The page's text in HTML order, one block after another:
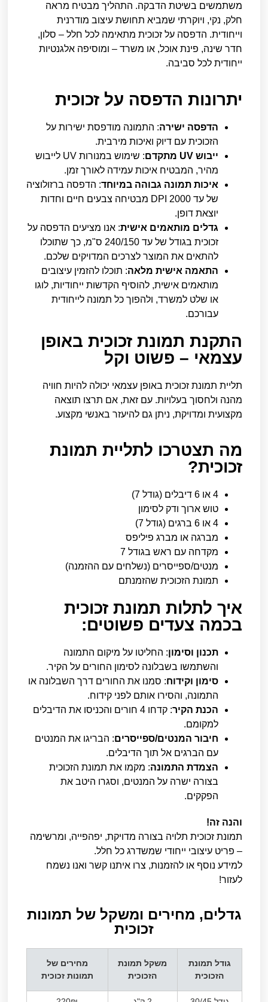
משתמשים בשיטת הדבקה. התהליך מבטיח מראה
חלק, נקי, ויוקרתי שמביא תחושת עיצוב מודרנית
וייחודית. הדפסה על זכוכית מתאימה לכל חלל – סלון,
חדר שינה, פינת אוכל, או משרד – ומוסיפה אלגנטיות
ייחודית לכל סביבה.
יתרונות הדפסה על זכוכית
הדפסה ישירה: התמונה מודפסת ישירות על
הזכוכית עם דיוק ואיכות מירבית.
ייבוש UV מתקדם
: שימוש במנורות UV לייבוש
מהיר, המבטיח איכות עמידה לאורך זמן.
איכות תמונה גבוהה במיוחד: הדפסה ברזולוציה
של עד 2000 DPI מבטיחה צבעים חיים וחדות
יוצאת דופן.
גדלים מותאמים אישית: אנו מציעים הדפסה על
זכוכית בגודל של עד 240/150 ס"מ, כך שתוכלו
להתאים את המוצר לצרכים המדויקים שלכם.
התאמה אישית מלאה: תוכלו להזמין עיצובים
מותאמים אישית, להוסיף הקדשות ייחודיות, לוגו
או שלט למשרד, ולהפוך כל תמונה לייחודית
עבורכם.
התקנת תמונת זכוכית באופן
עצמאי – פשוט וקל
תליית תמונת זכוכית באופן עצמאי יכולה להיות חוויה
מהנה ולחסוך בעלויות. עם זאת, אם תרצו תוצאה
מקצועית ומדויקת, ניתן גם להיעזר באנשי מקצוע.
מה תצטרכו לתליית תמונת
זכוכית?
4 או 6 דיבלים (גודל 7)
טוש ארוך ודק לסימון
4 או 6 ברגים (גודל 7)
מברגה או מברג פיליפס
מקדחה עם ראש בגודל 7
מנטים/ספייסרים (נשלחים עם ההזמנה)
תמונת הזכוכית שהזמנתם
איך לתלות תמונת זכוכית
בכמה צעדים פשוטים:
תכנון וסימון: החליטו על מיקום התמונה
והשתמשו בשבלונה לסימון החורים על הקיר.
סימון וקידוח: סמנו את החורים דרך השבלונה או
התמונה, והסירו אותם לפני קידוח.
הכנת הקיר
: קדחו 4 חורים והכניסו את הדיבלים
למקומם.
חיבור המנטים/ספייסרים: הבריגו את המנטים
עם הברגים אל תוך הדיבלים.
הצמדת התמונה: מקמו את תמונת הזכוכית
בצורה ישרה על המנטים, וסגרו היטב את
הפקקים.
והנה זה!
תמונת זכוכית תלויה בצורה מדויקת, יפהפייה, ומרשימה
– פריט עיצובי ייחודי שמשדרג כל חלל.
למידע נוסף או להזמנות, צרו איתנו קשר ואנו נשמח
לעזור!
גדלים, מחירים ומשקל של תמונות
זכוכית​
גודל תמונת
הזכוכית
משקל תמונת
הזכוכית
מחירים של
תמונות זכוכית